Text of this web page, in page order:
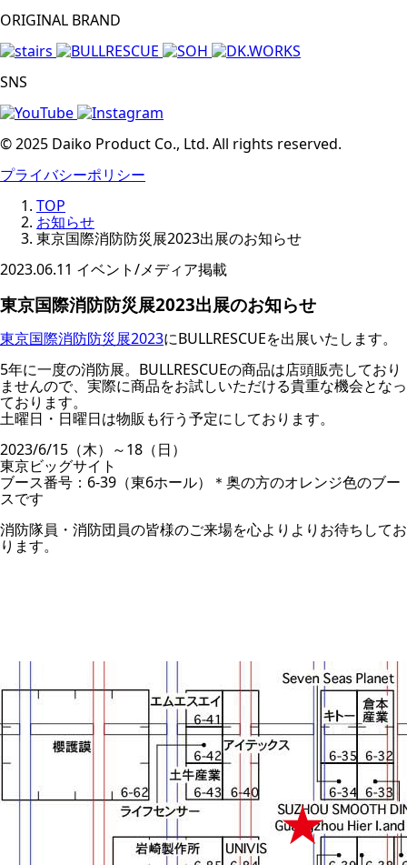
ORIGINAL BRAND
SNS
© 2025 Daiko Product Co., Ltd. All rights reserved.
プライバシーポリシー
TOP
お知らせ
東京国際消防防災展2023出展のお知らせ
2023.06.11 イベント/メディア掲載
東京国際消防防災展2023出展のお知らせ
東京国際消防防災展2023にBULLRESCUEを出展いたします。
5年に一度の消防展。BULLRESCUEの商品は店頭販売しており
ませんので、実際に商品をお試しいただける貴重な機会となっ
ております。
土曜日・日曜日は物販も行う予定にしております。
2023/6/15（木）～18（日）
東京ビッグサイト
ブース番号：6-39（東6ホール）＊奥の方のオレンジ色のブー
スです
消防隊員・消防団員の皆様のご来場を心よりよりお待ちしてお
ります。